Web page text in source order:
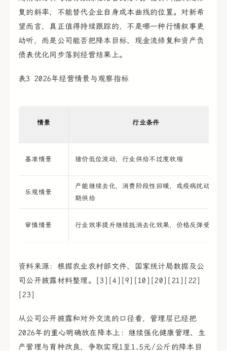
复的斜率，不能替代企业自身成本曲线的位置。对新希
望而言，真正值得持续跟踪的，不是哪一种行情叙事更
动听，而是公司能否把降本目标、现金流修复和资产负
债表优化同步落到经营结果上。
表3 2026年经营情景与观察指标
情景 行业条件
基准情景 猪价低位波动，行业供给不过度收缩
乐观情景
产能继续去化，消费阶段性回暖，或疫病扰动短
期供给
审慎情景 行业效率提升继续抵消去化效果，价格反弹受限
资料来源：根据农业农村部文件、国家统计局数据及公
司公开披露材料整理。[3][4][9][10][20][21][22]
[23]
从公司公开披露和对外交流的口径看，管理层已经把
2026年的重心明确放在降本上：继续强化健康管理、生
产管理与育种改良，争取实现1至1.5元/公斤的降本目